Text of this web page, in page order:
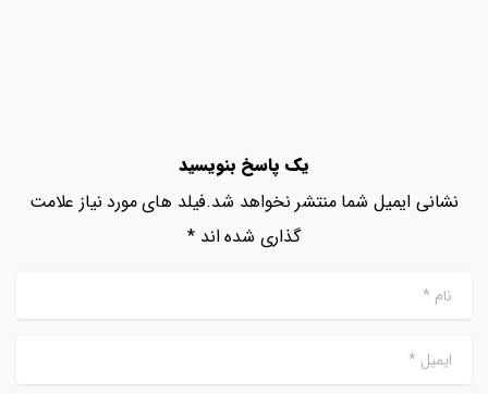
یک پاسخ بنویسید
نشانی ایمیل شما منتشر نخواهد شد.فیلد های مورد نیاز علامت
گذاری شده اند *
نام*
ایمیل*